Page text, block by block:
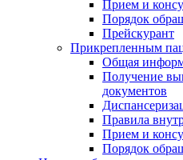
Прием и
Порядок
Прейскурант
Прикрепленным
Общая
Получение
документов
Правила
Прием и
Порядок